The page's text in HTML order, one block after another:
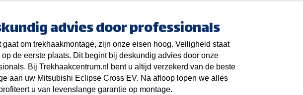
advies door professionals
gaat om trekhaakmontage, zijn onze eisen hoog. Veiligheid staat
op de eerste plaats. Dit begint bij deskundig advies door onze
Bij Trekhaakcentrum.nl bent u altijd verzekerd van de beste
aan uw Mitsubishi Eclipse Cross EV. Na afloop lopen we alles
u van levenslange garantie op montage.